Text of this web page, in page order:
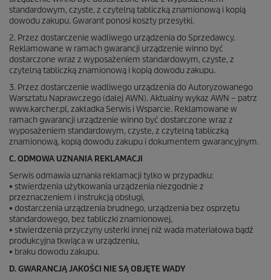
standardowym, czyste, z czytelną tabliczką znamionową i kopią
dowodu zakupu. Gwarant ponosi koszty przesyłki.
2. Przez dostarczenie wadliwego urządzenia do Sprzedawcy.
Reklamowane w ramach gwarancji urządzenie winno być
dostarczone wraz z wyposażeniem standardowym, czyste, z
czytelną tabliczką znamionową i kopią dowodu zakupu.
3. Przez dostarczenie wadliwego urządzenia do Autoryzowanego
Warsztatu Naprawczego (dalej AWN). Aktualny wykaz AWN – patrz
www.karcher.pl, zakładka Serwis i Wsparcie. Reklamowane w
ramach gwarancji urządzenie winno być dostarczone wraz z
wyposażeniem standardowym, czyste, z czytelną tabliczką
znamionową, kopią dowodu zakupu i dokumentem gwarancyjnym.
C. ODMOWA UZNANIA REKLAMACJI
Serwis odmawia uznania reklamacji tylko w przypadku:
• stwierdzenia użytkowania urządzenia niezgodnie z
przeznaczeniem i instrukcją obsługi,
• dostarczenia urządzenia brudnego, urządzenia bez osprzętu
standardowego, bez tabliczki znamionowej,
• stwierdzenia przyczyny usterki innej niż wada materiałowa bądź
produkcyjna tkwiąca w urządzeniu,
• braku dowodu zakupu.
D. GWARANCJĄ JAKOŚCI NIE SĄ OBJĘTE WADY